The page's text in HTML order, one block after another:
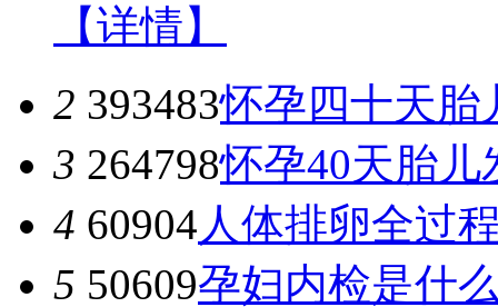
【详情】
2 393483怀孕四十天胎
3 264798怀孕40天胎儿
4 60904人体排卵全过
5 50609孕妇内检是什